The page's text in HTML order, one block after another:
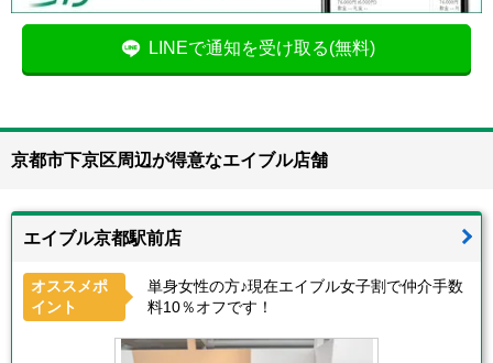
LINEで通知を受け取る(無料)
京都市下京区周辺が得意なエイブル店舗
エイブル京都駅前店
オススメポ
イント
単身女性の方♪現在エイブル女子割で仲介手数
料10％オフです！